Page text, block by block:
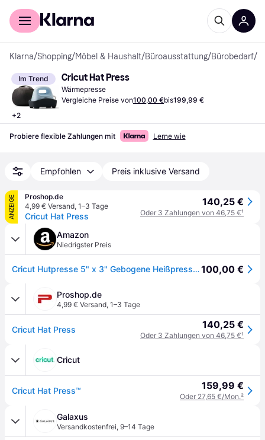
Für Shopper
Klarna/Shopping/Möbel & Haushalt/Büroausstattung/Bürobedarf/
Im Trend
+2
Cricut Hat Press
Wärmepresse
Vergleiche Preise von100,00 €bis199,99 €
Probiere flexible Zahlungen mit Lerne wie
Empfohlen Preis inklusive Versand
ANZEIGE
Proshop.de
4,99 € Versand, 1–3 Tage
Cricut Hat Press
140,25 €
Oder 3 Zahlungen von 46,75 €¹
Amazon
Niedrigster Preis
Cricut Hutpresse 5" x 3" Gebogene Heißpresse für Hut- und Mützenprojekte – Zur Verwendung mit HTV-Folie, Infusible Ink und Sublimation bis zu 400°F100,00 €
Proshop.de
4,99 € Versand, 1–3 Tage
Cricut Hat Press 140,25 €
Oder 3 Zahlungen von 46,75 €¹
Cricut
Cricut Hat Press™ 159,99 €
Oder 27,65 €/Mon.²
Galaxus
Versandkostenfrei, 9–14 Tage